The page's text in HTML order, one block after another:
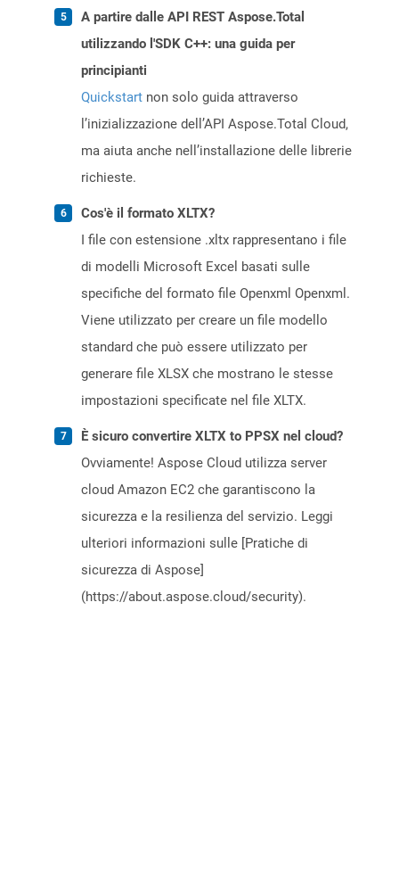
A partire dalle API REST Aspose.Total
utilizzando l'SDK C++: una guida per
principianti
Quickstart non solo guida attraverso
l’inizializzazione dell’API Aspose.Total Cloud,
ma aiuta anche nell’installazione delle librerie
richieste.
Cos'è il formato XLTX?
I file con estensione .xltx rappresentano i file
di modelli Microsoft Excel basati sulle
specifiche del formato file Openxml Openxml.
Viene utilizzato per creare un file modello
standard che può essere utilizzato per
generare file XLSX che mostrano le stesse
impostazioni specificate nel file XLTX.
È sicuro convertire XLTX to PPSX nel cloud?
Ovviamente! Aspose Cloud utilizza server
cloud Amazon EC2 che garantiscono la
sicurezza e la resilienza del servizio. Leggi
ulteriori informazioni sulle [Pratiche di
sicurezza di Aspose]
(https://about.aspose.cloud/security).